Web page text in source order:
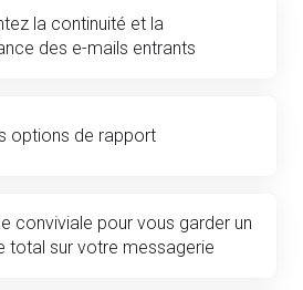
la continuité et la
des e-mails entrants
options de rapport
conviviale pour vous garder un
total sur votre messagerie